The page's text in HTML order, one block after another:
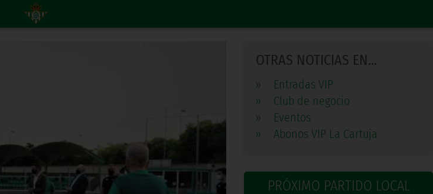
OTRAS NOTICIAS EN...
»
Entradas VIP
»
Club de negocio
»
Eventos
»
Abonos VIP La Cartuja
PRÓXIMO PARTIDO LOCAL